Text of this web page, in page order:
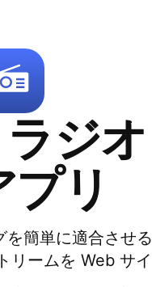
ジ
プリ
簡単に適合させ
ームを Web サイ